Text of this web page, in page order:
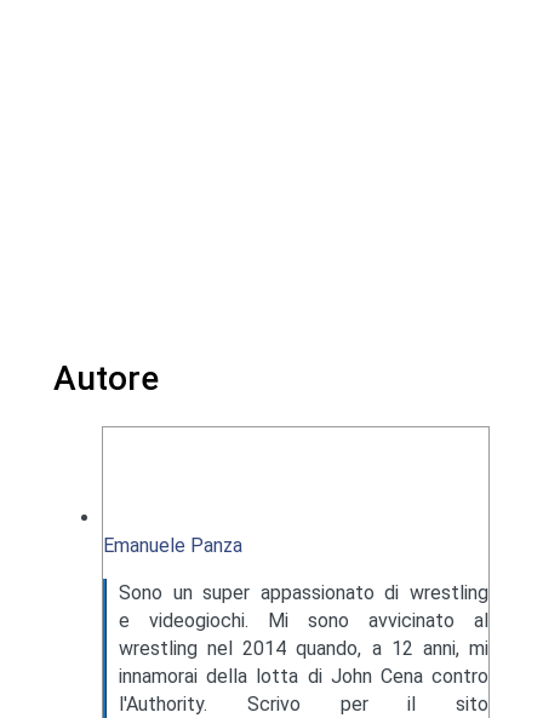
Autore
Emanuele Panza
Sono un super appassionato di wrestling
e videogiochi. Mi sono avvicinato al
wrestling nel 2014 quando, a 12 anni, mi
innamorai della lotta di John Cena contro
l'Authority. Scrivo per il sito